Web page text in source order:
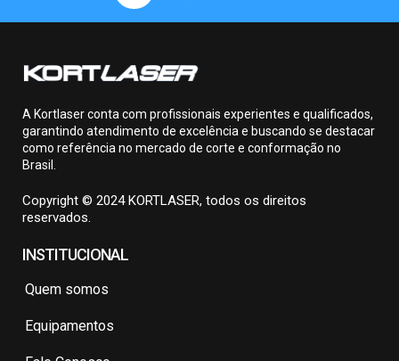
A Kortlaser conta com profissionais experientes e qualificados,
garantindo atendimento de excelência e buscando se destacar
como referência no mercado de corte e conformação no
Brasil.
Copyright © 2024 KORTLASER, todos os direitos
reservados.
INSTITUCIONAL
Quem somos
Equipamentos